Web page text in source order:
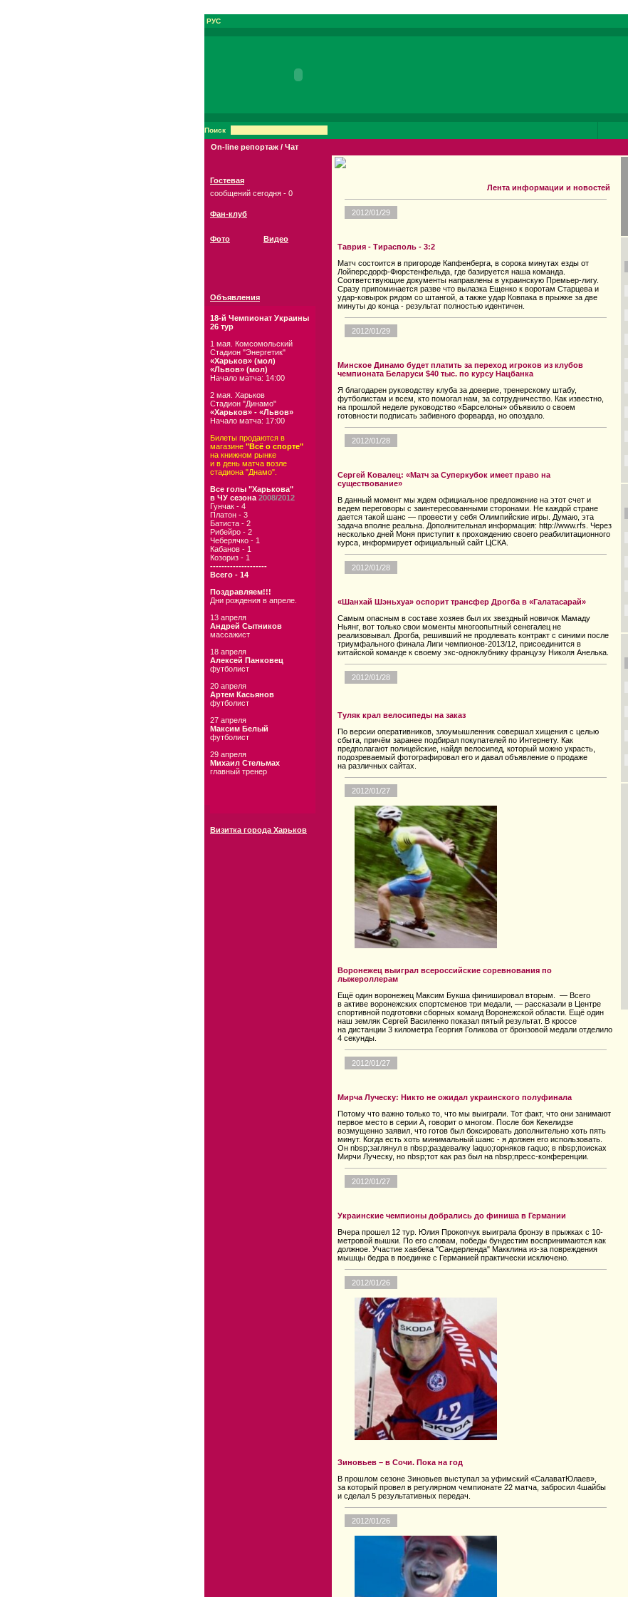
РУС
Поиск
On-line репортаж / Чат
Гостевая
сообщений сегодня - 0
Фан-клуб
Фото Видео
Объявления
18-й Чемпионат Украины
26 тур
1 мая. Комсомольский
Стадион "Энергетик"
«Харьков» (мол)
«Львов» (мол)
Начало матча: 14:00
2 мая. Харьков
Стадион "Динамо"
«Харьков» - «Львов»
Начало матча: 17:00
Билеты продаются в
магазине "Всё о спорте"
на книжном рынке
и в день матча возле
стадиона "Днамо".
Все голы "Харькова"
в ЧУ сезона 2008/2012
Гунчак - 4
Платон - 3
Батиста - 2
Рибейро - 2
Чеберячко - 1
Кабанов - 1
Козориз - 1
--------------------
Всего - 14
Поздравляем!!!
Дни рождения в апреле.
13 апреля
Андрей Сытников
массажист
18 апреля
Алексей Панковец
футболист
20 апреля
Артем Касьянов
футболист
27 апреля
Максим Белый
футболист
29 апреля
Михаил Стельмах
главный тренер
Визитка города Харьков
Лента информации и новостей
2012/01/29
Таврия - Тирасполь - 3:2
Матч состоится в пригороде Капфенберга, в сорока минутах езды от
Лойперсдорф-Фюрстенфельда, где базируется наша команда.
Соответствующие документы направлены в украинскую Премьер-лигу.
Сразу припоминается разве что вылазка Ещенко к воротам Старцева и
удар-ковырок рядом со штангой, а также удар Ковпака в прыжке за две
минуты до конца - результат полностью идентичен.
2012/01/29
Минское Динамо будет платить за переход игроков из клубов
чемпионата Беларуси $40 тыс. по курсу Нацбанка
Я благодарен руководству клуба за доверие, тренерскому штабу,
футболистам и всем, кто помогал нам, за сотрудничество. Как известно,
на прошлой неделе руководство «Барселоны» объявило о своем
готовности подписать забивного форварда, но опоздало.
2012/01/28
Сергей Ковалец: «Матч за Суперкубок имеет право на
существование»
В данный момент мы ждем официальное предложение на этот счет и
ведем переговоры с заинтересованными сторонами. Не каждой стране
дается такой шанс — провести у себя Олимпийские игры. Думаю, эта
задача вполне реальна. Дополнительная информация: http://www.rfs. Через
несколько дней Моня приступит к прохождению своего реабилитационного
курса, информирует официальный сайт ЦСКА.
2012/01/28
«Шанхай Шэньхуа» оспорит трансфер Дрогба в «Галатасарай»
Самым опасным в составе хозяев был их звездный новичок Мамаду
Ньянг, вот только свои моменты многоопытный сенегалец не
реализовывал. Дрогба, решивший не продлевать контракт с синими после
триумфального финала Лиги чемпионов-2013/12, присоединится в
китайской команде к своему экс-одноклубнику французу Николя Анелька.
2012/01/28
Туляк крал велосипеды на заказ
По версии оперативников, злоумышленник совершал хищения с целью
сбыта, причём заранее подбирал покупателей по Интернету. Как
предполагают полицейские, найдя велосипед, который можно украсть,
подозреваемый фотографировал его и давал объявление о продаже
на различных сайтах.
2012/01/27
Воронежец выиграл всероссийские соревнования по
лыжероллерам
Ещё один воронежец Максим Букша финишировал вторым. — Всего
в активе воронежских спортсменов три медали, — рассказали в Центре
спортивной подготовки сборных команд Воронежской области. Ещё один
наш земляк Сергей Василенко показал пятый результат. В кроссе
на дистанции 3 километра Георгия Голикова от бронзовой медали отделило
4 секунды.
2012/01/27
Мирча Луческу: Никто не ожидал украинского полуфинала
Потому что важно только то, что мы выиграли. Тот факт, что они занимают
первое место в серии А, говорит о многом. После боя Кекелидзе
возмущенно заявил, что готов был боксировать дополнительно хоть пять
минут. Когда есть хоть минимальный шанс - я должен его использовать.
Он nbsp;заглянул в nbsp;раздевалку laquo;горняков raquo; в nbsp;поисках
Мирчи Луческу, но nbsp;тот как раз был на nbsp;пресс-конференции.
2012/01/27
Украинские чемпионы добрались до финиша в Германии
Вчера прошел 12 тур. Юлия Прокопчук выиграла бронзу в прыжках с 10-
метровой вышки. По его словам, победы бундестим воспринимаются как
должное. Участие хавбека "Сандерленда" Макклина из-за повреждения
мышцы бедра в поединке с Германией практически исключено.
2012/01/26
Зиновьев – в Сочи. Пока на год
В прошлом сезоне Зиновьев выступал за уфимский «СалаватЮлаев»,
за который провел в регулярном чемпионате 22 матча, забросил 4шайбы
и сделал 5 результативных передач.
2012/01/26